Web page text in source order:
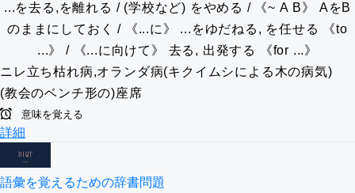
...を去る,を離れる / (学校など) をやめる / 《~ A B》 AをB
のままにしておく / 《...に》 ...をゆだねる, を任せる 《to
...》 / 《...に向けて》 去る, 出発する 《for ...》
ニレ立ち枯れ病,オランダ病(キクイムシによる木の病気)
(教会のベンチ形の)座席
意味を覚える
詳細
語彙を覚えるための辞書問題